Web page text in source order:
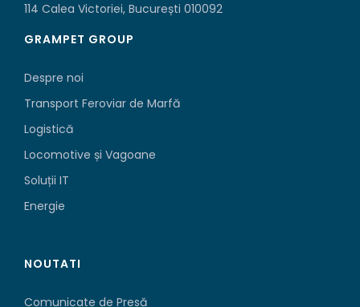
114 Calea Victoriei, București 010092
GRAMPET GROUP
Despre noi
Transport Feroviar de Marfă
Logistică
Locomotive și Vagoane
Soluții IT
Energie
NOUTATI
Comunicate de Presă